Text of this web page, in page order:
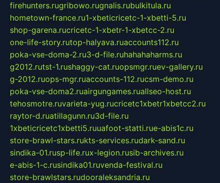
firehunters.rugribowo.rugnalis.rubulkitula.ru
hometown-france.ru1-xbeticricetc-1-xbetti-5.ru
shop-garena.rucricetc-1-xbetr-1-xbetcc-2.ru
one-life-story.rutop-halyava.ruaccounts112.ru
poka-vse-doma-2.ru3-d-file.ruhahahaharms.ru
g2012.rutst-1.rushaggy-cat.ruopsmgr.ruev-gallery.ru
g-2012.ruops-mgr.ruaccounts-112.rucsm-demo.ru
poka-vse-doma2.ruairgungames.ruallseo-host.ru
tehosmotre.ruvarieta-yug.rucricetc1xbetr1xbetcc2.ru
raytor-d.ruatillagunn.ru3d-file.ru
1xbeticricetc1xbetti5.ruuafoot-statti.rue-abis1c.ru
store-brawl-stars.rukts-services.rudark-sand.ru
sindika-01.rusp-life.rux-legion.rusib-archives.ru
e-abis-1-c.rusindika01.ruvenda-festival.ru
store-brawlstars.rudooraleksandria.ru